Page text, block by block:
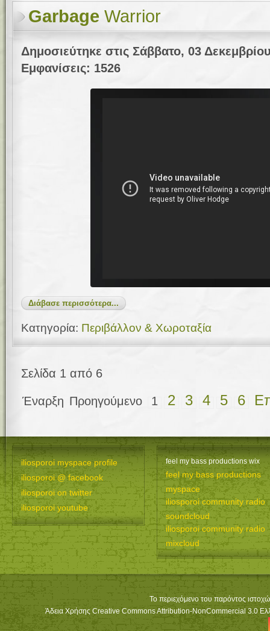
Garbage Warrior
Δημοσιεύτηκε στις Σάββατο, 03
Εμφανίσεις: 1526
Διάβασε περισσότερα...
Κατηγορία: Περιβάλλον & Χωροταξία
Σελίδα 1 από 6
Έναρξη Προηγούμενο 1 2 3 4 5 6
iliosporoi myspace profile
iliosporoi @ facebook
iliosporoi on twitter
iliosporoi youtube
feel my bass productions wix
feel my bass productions
myspace
iliosporoi community radio
soundcloud
iliosporoi community radio
mixcloud
Το περιεχόμενο του παρόντος
Άδεια Χρήσης Creative Commons Attribution-NonCommercial 3.0